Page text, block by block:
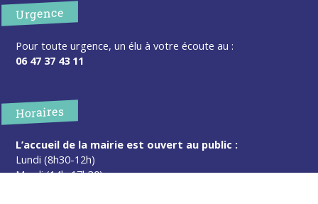
Urgence
Pour toute urgence, un élu à votre écoute au :
06 47 37 43 11
Horaires
L’accueil de la mairie est ouvert au public :
Lundi (8h30-12h)
Mardi (14h-17h30)